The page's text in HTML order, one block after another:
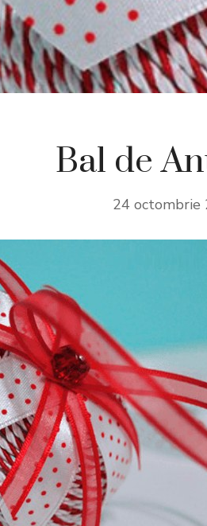
Bal de
24 octombrie